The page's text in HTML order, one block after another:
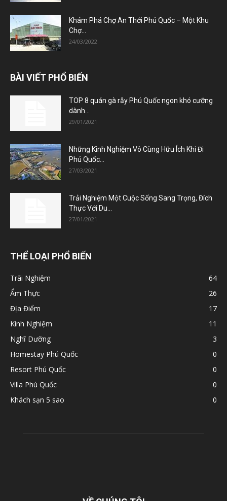
Khám Phá Chợ An Thới Phú Quốc – Một Khu
Chợ...
24/03/2022
BÀI VIẾT PHỔ BIẾN
TOP 8 quán gà rẫy Phú Quốc ngon khó cưỡng
dành...
29/01/2021
Những Kinh Nghiệm Vô Cùng Hữu Ích Khi Đi
Phú Quốc...
27/03/2021
Trải Nghiệm Một Cuộc Sống Sang Trọng, Đích
Thực Với Du...
27/01/2021
THỂ LOẠI PHỔ BIẾN
Trãi Nghiệm
64
Ẩm Thực
26
Địa Điểm
17
Kinh Nghiệm
11
Nghĩ Dưỡng
3
Homestay Phú Quốc
0
Resort Phú Quốc
0
Villa Phú Quốc
0
Khách sạn 5 sao
0